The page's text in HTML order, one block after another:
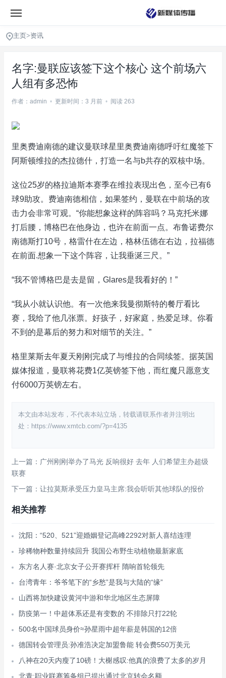
主页>资讯
名字:曼联应该签下这个核心 这个前场六
人组有多恐怖
作者：admin • 更新时间：3 月前 • 阅读 263
里奥费迪南德的建议曼联球星里奥费迪南德呼吁红魔签下
阿斯顿维拉的杰拉德什，打造一名与b共存的双核中场。
这位25岁的格拉迪斯本赛季在维拉表现出色，至今已有6
球9助攻。费迪南德相信，如果签约，曼联在中前场的攻
击力会非常可观。“你能想象这样的阵容吗？马克托米娜
打后腰，博格巴在他身边，也许在前面一点。布鲁诺费尔
南德斯打10号，格雷什在左边，格林伍德在右边，拉福德
在前面.想象一下这个阵容，让我垂涎三尺。”
“我不管博格巴是去是留，Glares是我看好的！”
“我从小就认识他。有一次他来我曼彻斯特的餐厅看比
赛，我给了他几张票。好孩子，好家庭，热爱足球。你看
不到的是幕后的努力和对细节的关注。”
格里莱斯去年夏天刚刚完成了与维拉的合同续签。据英国
媒体报道，曼联将花费1亿英镑签下他，而红魔只愿意支
付6000万英镑左右。
本文由本站发布，不代表本站立场，转载请联系作者并注明出
处：https://www.xmtcb.com/?p=4135
上一篇：广州刚刚举办了马光 反响很好 去年 人们希望主办超级
联赛
下一篇：让拉莫斯承受压力皇马主席:我会听听其他球队的报价
相关推荐
沈阳：“520、521”迎婚姻登记高峰2292对新人喜结连理
珍稀物种数量持续回升 我国公布野生动植物最新家底
东方名人赛·北京女子公开赛挥杆 隋响首轮领先
台湾青年：爷爷笔下的“乡愁”是我与大陆的“缘”
山西将加快建设黄河中游和华北地区生态屏障
防疫第一！中超体系还是有变数的 不排除只打22轮
500名中国球员身价≈孙星雨中超年薪是韩国的12倍
德国转会管理员:孙准浩决定加盟鲁能 转会费550万美元
八神在20天内瘦了10磅！大榭感叹:他真的浪费了太多的岁月
北青:职业联赛筹备组已提出通过北京转会名额